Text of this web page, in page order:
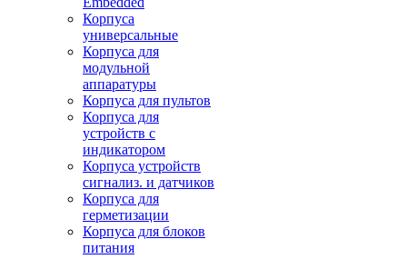
Корпуса
универсальные
Корпуса для
модульной
аппаратуры
Корпуса для пультов
Корпуса для
устройств с
индикатором
Корпуса устройств
сигнализ. и датчиков
Корпуса для
герметизации
Корпуса для блоков
питания